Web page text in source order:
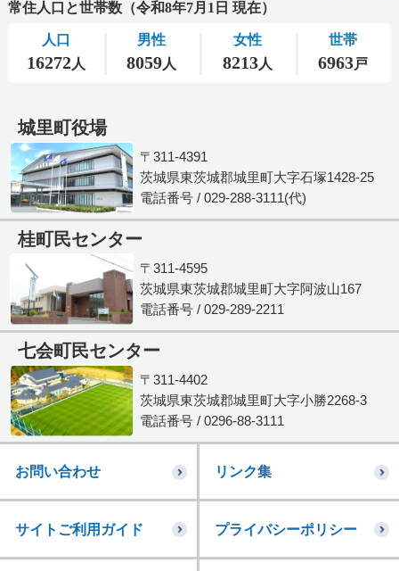
城里町役場
〒311-4391
茨城県東茨城郡城里町大字石塚1428-25
電話番号 / 029-288-3111(代)
桂町民センター
〒311-4595
茨城県東茨城郡城里町大字阿波山167
電話番号 / 029-289-2211
七会町民センター
〒311-4402
茨城県東茨城郡城里町大字小勝2268-3
電話番号 / 0296-88-3111
お問い合わせ リンク集
サイトご利用ガイド プライバシーポリシー